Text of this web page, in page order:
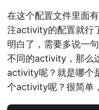
在这个配置文件里面
注activity的配置就行
明白了，需要多说一
不同的activity，那么
activity呢？就是哪个
个activity呢？很简单